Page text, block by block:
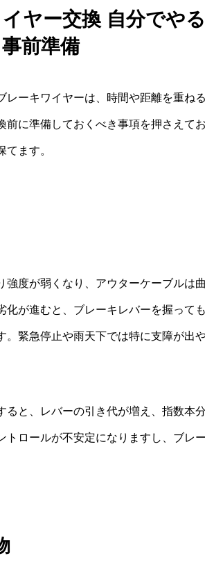
ヤー交換 自分でや
前準備
ーキワイヤーは、時間や距離を重ね
に準備しておくべき事項を押さえて
ます。
度が弱くなり、アウターケーブルは
が進むと、ブレーキレバーを握って
緊急停止や雨天下では特に支障が出
ると、レバーの引き代が増え、指数本
トロールが不安定になりますし、ブレ